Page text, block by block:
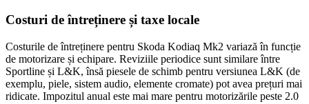
Costuri de întreținere și taxe locale
Costurile de întreținere pentru Skoda Kodiaq Mk2 variază în funcție
de motorizare și echipare. Reviziile periodice sunt similare între
Sportline și L&K, însă piesele de schimb pentru versiunea L&K (de
exemplu, piele, sistem audio, elemente cromate) pot avea prețuri mai
ridicate. Impozitul anual este mai mare pentru motorizările peste 2.0